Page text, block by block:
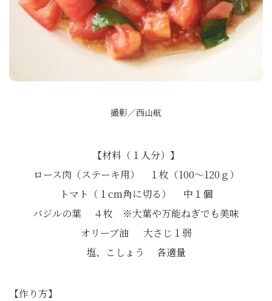
撮影／西山航
【材料（１人分）】
ロース肉（ステーキ用） １枚（100〜120ｇ）
トマト（１cm角に切る） 中１個
バジルの葉 ４枚 ※大葉や万能ねぎでも美味
オリーブ油 大さじ１弱
塩、こしょう 各適量
【作り方】